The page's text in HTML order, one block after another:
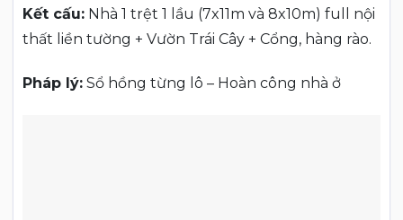
Kết cấu: Nhà 1 trệt 1 lầu (7x11m và 8x10m) full nội
thất liền tường + Vườn Trái Cây + Cổng, hàng rào.
Pháp lý: Sổ hồng từng lô – Hoàn công nhà ở